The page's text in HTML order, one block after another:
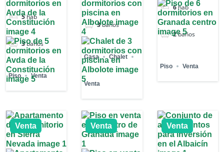
5 hab
3baños
Piso Venta
3baños
Casa Chalet
Venta
6hab
2baños
Piso Venta
Venta Venta Venta